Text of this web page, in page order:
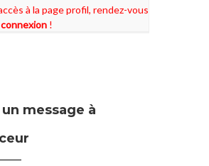
à la page profil, rendez-vous
connexion !
message à